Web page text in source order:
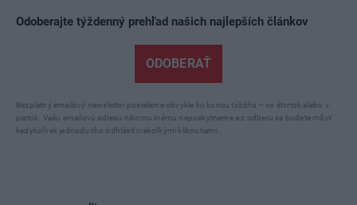
Odoberajte týždenný prehľad našich najlepších článkov
ODOBERAŤ
Bezplatný emailový newsletter posielame obvykle ku koncu týždňa – vo štvrtok alebo v
piatok. Vašu emailovú adresu nikomu inému neposkytneme a z odberu sa budete môcť
kedykoľvek jednoducho odhlásiť niekoľkými kliknutiami.